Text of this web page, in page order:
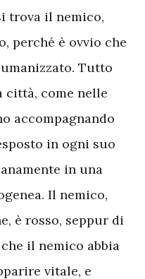
trova il nemico,
perché è ovvio che
Tutto
città, come nelle
accompagnando
in ogni suo
in una
Il nemico,
è rosso, seppur di
il nemico abbia
vitale, e